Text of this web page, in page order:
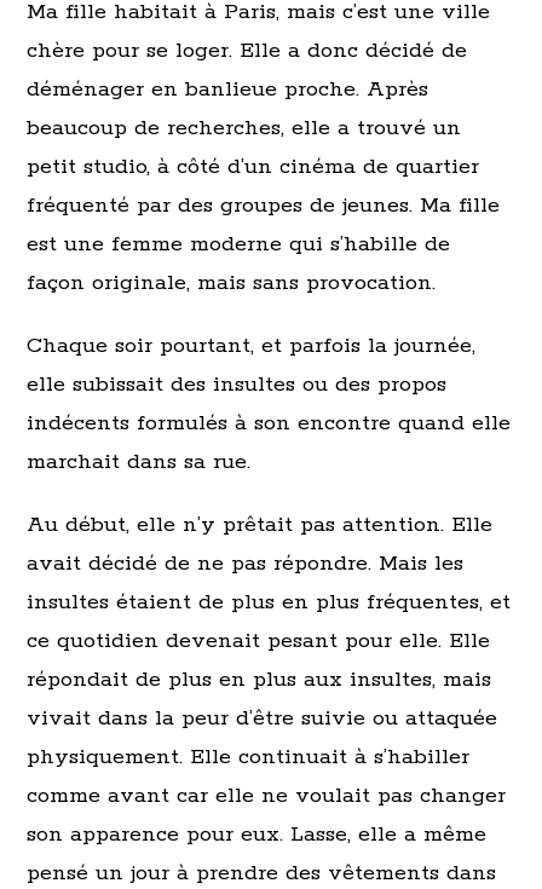
Ma fille habitait à Paris, mais c’est une ville
chère pour se loger. Elle a donc décidé de
déménager en banlieue proche. Après
beaucoup de recherches, elle a trouvé un
petit studio, à côté d’un cinéma de quartier
fréquenté par des groupes de jeunes. Ma fille
est une femme moderne qui s’habille de
façon originale, mais sans provocation.
Chaque soir pourtant, et parfois la journée,
elle subissait des insultes ou des propos
indécents formulés à son encontre quand elle
marchait dans sa rue.
Au début, elle n’y prêtait pas attention. Elle
avait décidé de ne pas répondre. Mais les
insultes étaient de plus en plus fréquentes, et
ce quotidien devenait pesant pour elle. Elle
répondait de plus en plus aux insultes, mais
vivait dans la peur d’être suivie ou attaquée
physiquement. Elle continuait à s’habiller
comme avant car elle ne voulait pas changer
son apparence pour eux. Lasse, elle a même
pensé un jour à prendre des vêtements dans